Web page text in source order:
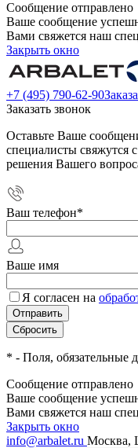
Сообщение отправлено
Ваше сообщение
Вами свяжется наш
Закрыть окно
+7 (495) 790-62-90
Заказать звонок
Оставьте Ваше
специалисты свяжутся
решения Вашего
Ваш телефон*
Ваше имя
Я согласен на
* - Поля, обязательные
Сообщение отправлено
Ваше сообщение
Вами свяжется наш
Закрыть окно
info@arbalet.ru Москва,